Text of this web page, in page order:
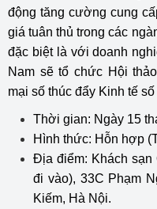
động tăng cường cung
giá tuân thủ trong các
đặc biệt là với doanh
Nam sẽ tổ chức Hội
mại số thúc đẩy Kinh tế
Thời gian: Ngày 15
Hình thức: Hỗn hợp
Địa điểm: Khách sạn
đi vào), 33C Phạm
Kiếm, Hà Nội.